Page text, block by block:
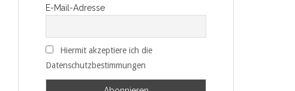
E-Mail-Adresse
Hiermit akzeptiere ich die
Datenschutzbestimmungen